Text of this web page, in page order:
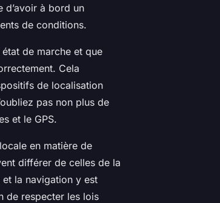
d’avoir à bord un
de conditions.
de marche et que
Cela
de localisation
pas non plus de
et le GPS.
en matière de
différer de celles de la
la navigation y est
de respecter les lois